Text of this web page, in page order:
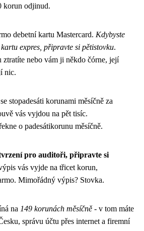
korun odjinud.
debetní kartu Mastercard. Kdybyste
expres, připravte si pětistovku.
ztratíte nebo vám ji někdo čórne, její
nic.
stopadesáti korunami měsíčně za
vás vyjdou na pět tisíc.
o padesátikorunu měsíčně.
pro auditoři, připravte si
vás vyjde na třicet korun,
Mimořádný výpis? Stovka.
na 149 korunách měsíčně - v tom máte
správu účtu přes internet a firemní